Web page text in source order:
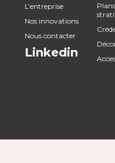
L’entreprise
Nos innovations
Nous contacter
Linkedin